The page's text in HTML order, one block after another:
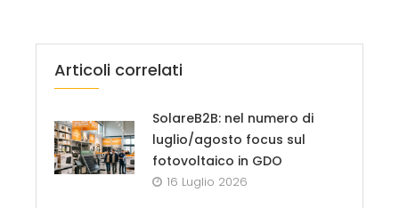
Articoli correlati
SolareB2B: nel numero di
luglio/agosto focus sul
fotovoltaico in GDO
16 Luglio 2026